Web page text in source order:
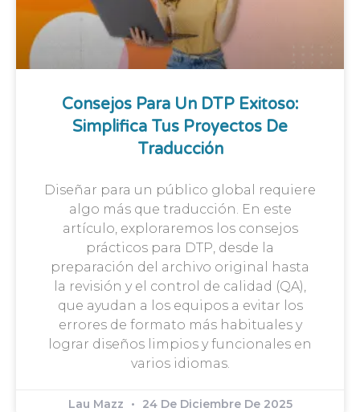
Consejos Para Un DTP Exitoso:
Simplifica Tus Proyectos De
Traducción
Diseñar para un público global requiere
algo más que traducción. En este
artículo, exploraremos los consejos
prácticos para DTP, desde la
preparación del archivo original hasta
la revisión y el control de calidad (QA),
que ayudan a los equipos a evitar los
errores de formato más habituales y
lograr diseños limpios y funcionales en
varios idiomas.
Lau Mazz 24 De Diciembre De 2025